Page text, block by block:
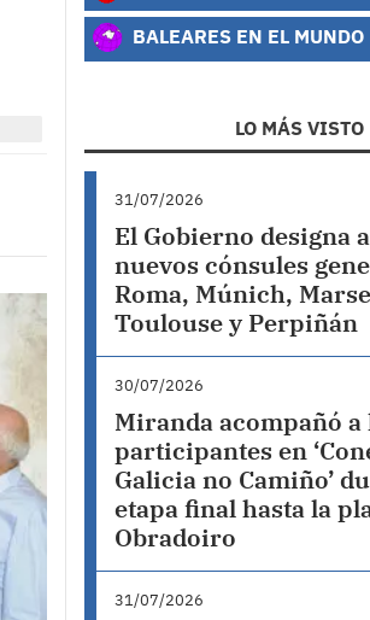
BALEARES EN EL MUNDO
LO MÁS VISTO
31/07/2026
El Gobierno designa
nuevos cónsules
Roma, Múnich,
Toulouse y Perpiñán
30/07/2026
Miranda acompañó a
participantes en
Galicia no Camiño’
etapa final hasta la
Obradoiro
31/07/2026